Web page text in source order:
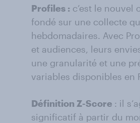
Profiles : c’est le nouvel
fondé sur une collecte
hebdomadaires. Avec
et audiences, leurs
une granularité et une
variables disponibles en
Définition Z-Score : il
significatif à partir du